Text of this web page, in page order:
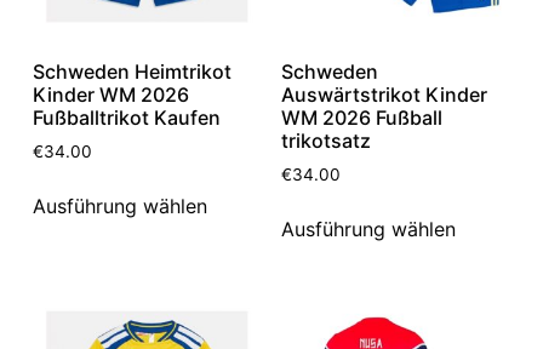
Schweden Heimtrikot
Kinder WM 2026
Fußballtrikot Kaufen
€34.00
Ausführung wählen
Schweden
Auswärtstrikot Kinder
WM 2026 Fußball
trikotsatz
€34.00
Ausführung wählen